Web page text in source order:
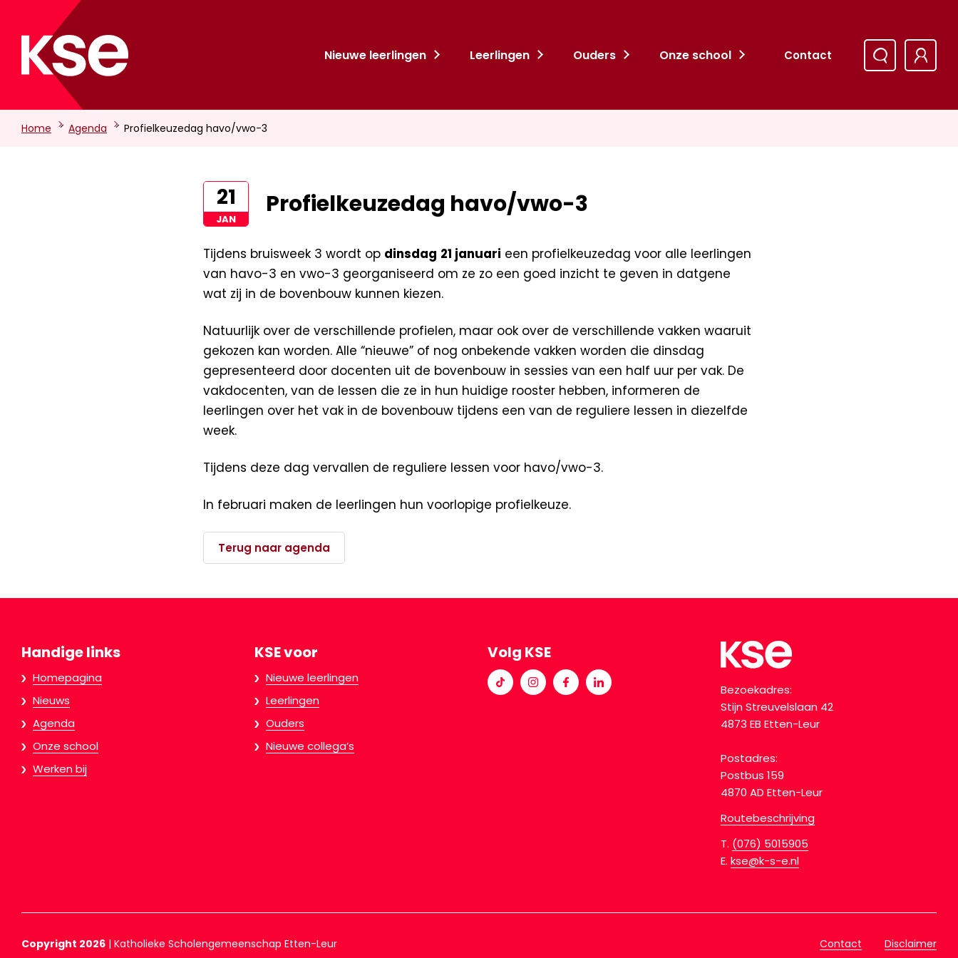
Nieuwe leerlingen Leerlingen Ouders Onze school Contact
Home -Agenda -Profielkeuzedag havo/vwo-3
21
JAN
Profielkeuzedag havo/vwo-3
Tijdens bruisweek 3 wordt op dinsdag 21 januari een profielkeuzedag voor alle leerlingen
van havo-3 en vwo-3 georganiseerd om ze zo een goed inzicht te geven in datgene
wat zij in de bovenbouw kunnen kiezen.
Natuurlijk over de verschillende profielen, maar ook over de verschillende vakken waaruit
gekozen kan worden. Alle “nieuwe” of nog onbekende vakken worden die dinsdag
gepresenteerd door docenten uit de bovenbouw in sessies van een half uur per vak. De
vakdocenten, van de lessen die ze in hun huidige rooster hebben, informeren de
leerlingen over het vak in de bovenbouw tijdens een van de reguliere lessen in diezelfde
week.
Tijdens deze dag vervallen de reguliere lessen voor havo/vwo-3.
In februari maken de leerlingen hun voorlopige profielkeuze.
Terug naar agenda
Handige links
Homepagina
Nieuws
Agenda
Onze school
Werken bij
KSE voor
Nieuwe leerlingen
Leerlingen
Ouders
Nieuwe collega’s
Volg KSE
Bezoekadres:
Stijn Streuvelslaan 42
4873 EB Etten-Leur
Postadres:
Postbus 159
4870 AD Etten-Leur
Routebeschrijving
T. (076) 5015905
E. kse@k-s-e.nl
Copyright 2026 | Katholieke Scholengemeenschap Etten-Leur Contact Disclaimer